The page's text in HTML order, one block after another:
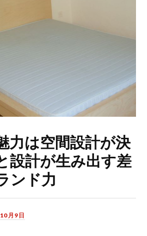
力は空間設計が決
設計が生み出す差
ンド力
月9日